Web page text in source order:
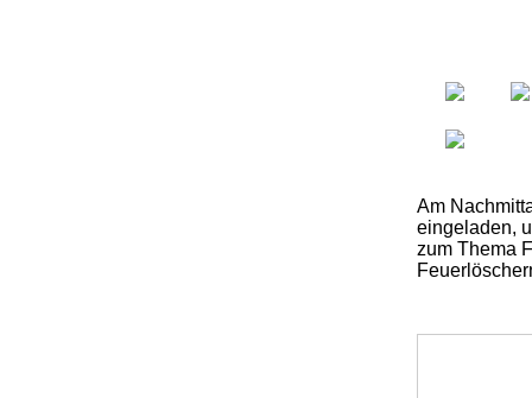
Am
eingeladen,
zum Thema